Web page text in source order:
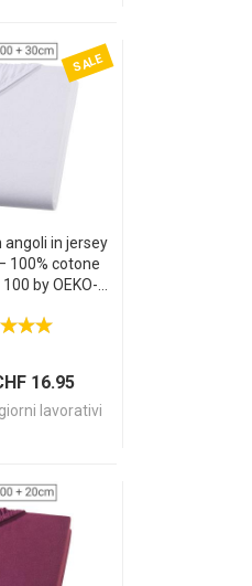
SALE
angoli in jersey
100% cotone
by OEKO-
200x200 cm –
16.95
lavorativi